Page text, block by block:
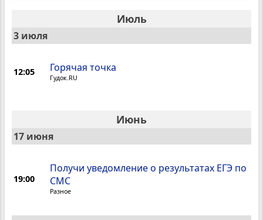
Июль
3 июля
12:05 Горячая точка
Гудок.RU
Июнь
17 июня
19:00
Получи уведомление о результатах ЕГЭ по
СМС
Разное